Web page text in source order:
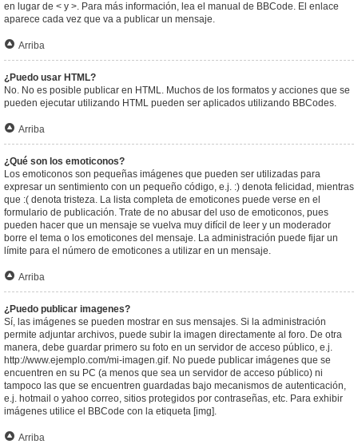
en lugar de < y >. Para más información, lea el manual de BBCode. El enlace
aparece cada vez que va a publicar un mensaje.
Arriba
¿Puedo usar HTML?
No. No es posible publicar en HTML. Muchos de los formatos y acciones que se
pueden ejecutar utilizando HTML pueden ser aplicados utilizando BBCodes.
Arriba
¿Qué son los emoticonos?
Los emoticonos son pequeñas imágenes que pueden ser utilizadas para
expresar un sentimiento con un pequeño código, e.j. :) denota felicidad, mientras
que :( denota tristeza. La lista completa de emoticones puede verse en el
formulario de publicación. Trate de no abusar del uso de emoticonos, pues
pueden hacer que un mensaje se vuelva muy difícil de leer y un moderador
borre el tema o los emoticones del mensaje. La administración puede fijar un
límite para el número de emoticones a utilizar en un mensaje.
Arriba
¿Puedo publicar imagenes?
Sí, las imágenes se pueden mostrar en sus mensajes. Si la administración
permite adjuntar archivos, puede subir la imagen directamente al foro. De otra
manera, debe guardar primero su foto en un servidor de acceso público, e.j.
http://www.ejemplo.com/mi-imagen.gif. No puede publicar imágenes que se
encuentren en su PC (a menos que sea un servidor de acceso público) ni
tampoco las que se encuentren guardadas bajo mecanismos de autenticación,
e.j. hotmail o yahoo correo, sitios protegidos por contraseñas, etc. Para exhibir
imágenes utilice el BBCode con la etiqueta [img].
Arriba